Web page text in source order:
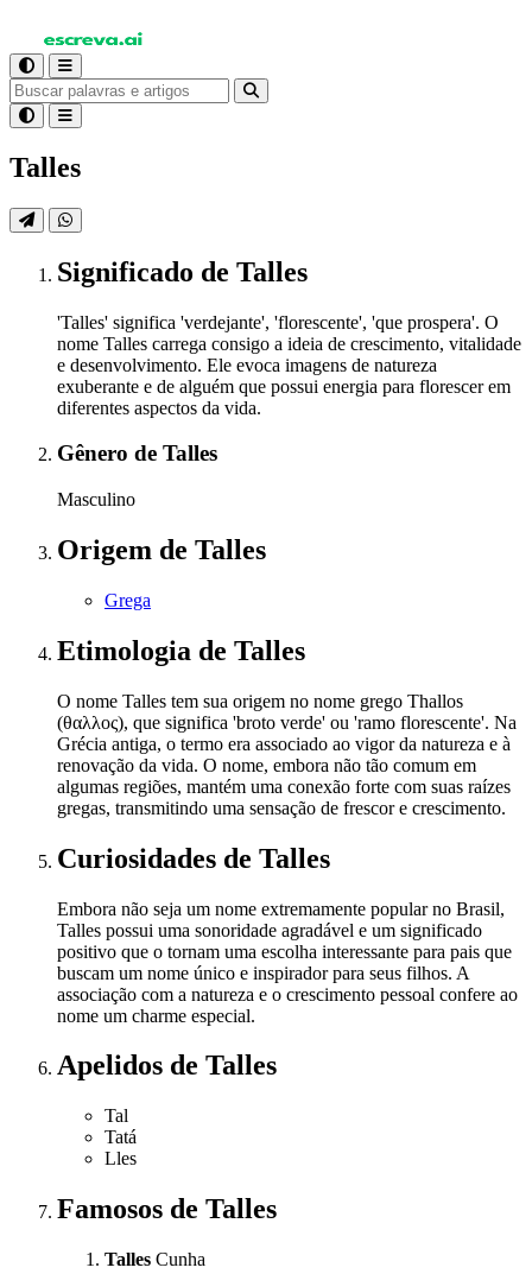
Talles
Significado de Talles
'Talles' significa 'verdejante', 'florescente', 'que prospera'. O
nome Talles carrega consigo a ideia de crescimento, vitalidade
e desenvolvimento. Ele evoca imagens de natureza
exuberante e de alguém que possui energia para florescer em
diferentes aspectos da vida.
Gênero de Talles
Masculino
Origem de Talles
Grega
Etimologia de Talles
O nome Talles tem sua origem no nome grego Thallos
(θαλλος), que significa 'broto verde' ou 'ramo florescente'. Na
Grécia antiga, o termo era associado ao vigor da natureza e à
renovação da vida. O nome, embora não tão comum em
algumas regiões, mantém uma conexão forte com suas raízes
gregas, transmitindo uma sensação de frescor e crescimento.
Curiosidades de Talles
Embora não seja um nome extremamente popular no Brasil,
Talles possui uma sonoridade agradável e um significado
positivo que o tornam uma escolha interessante para pais que
buscam um nome único e inspirador para seus filhos. A
associação com a natureza e o crescimento pessoal confere ao
nome um charme especial.
Apelidos de Talles
Tal
Tatá
Lles
Famosos de Talles
Talles Cunha